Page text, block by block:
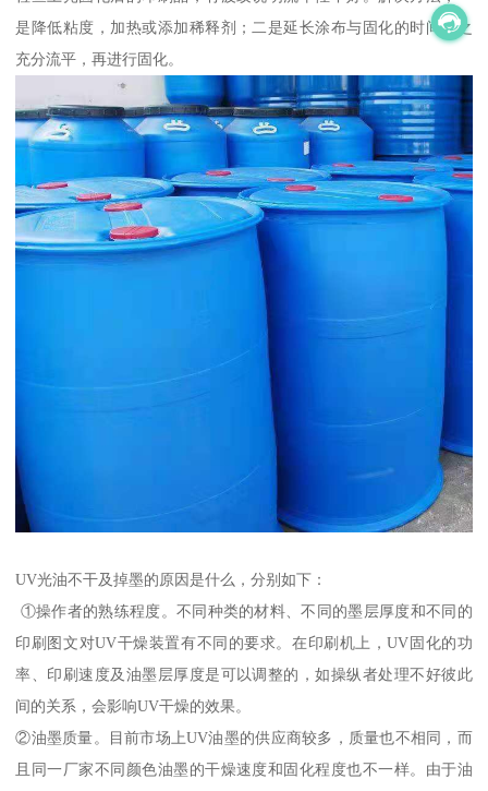
是降低粘度，加热或添加稀释剂；二是延长涂布与固化的时间使之
充分流平，再进行固化。
UV光油不干及掉墨的原因是什么，分别如下：
①操作者的熟练程度。不同种类的材料、不同的墨层厚度和不同的
印刷图文对UV干燥装置有不同的要求。在印刷机上，UV固化的功
率、印刷速度及油墨层厚度是可以调整的，如操纵者处理不好彼此
间的关系，会影响UV干燥的效果。
②油墨质量。目前市场上UV油墨的供应商较多，质量也不相同，而
且同一厂家不同颜色油墨的干燥速度和固化程度也不一样。由于油